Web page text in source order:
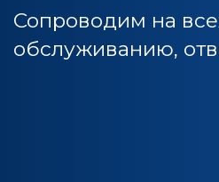
Сопроводим на
обслуживанию,